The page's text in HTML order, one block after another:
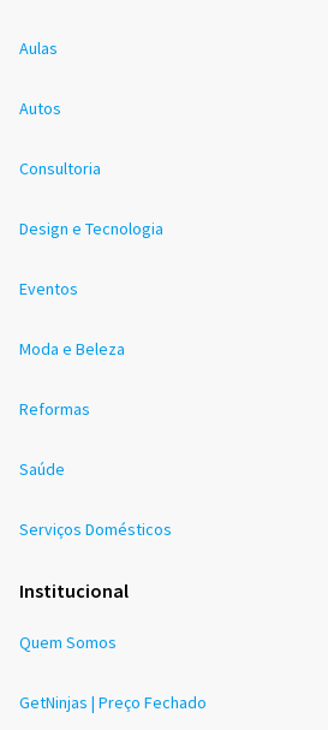
Aulas
Autos
Consultoria
Design e Tecnologia
Eventos
Moda e Beleza
Reformas
Saúde
Serviços Domésticos
Institucional
Quem Somos
GetNinjas | Preço Fechado